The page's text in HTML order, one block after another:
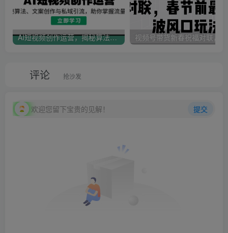
AI短视频创作运营，揭秘算法、文案创作与私域引流，助你掌握流量密码
评论 抢沙发
欢迎您留下宝贵的见解！ 提交